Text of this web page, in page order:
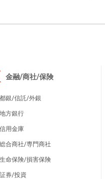
金融/商社/保険
都銀/信託/外銀
地方銀行
信用金庫
総合商社/専門商社
生命保険/損害保険
証券/投資